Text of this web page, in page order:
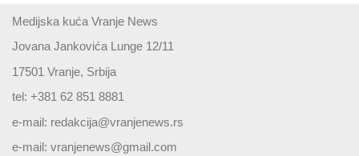
Medijska kuća Vranje News
Jovana Jankovića Lunge 12/11
17501 Vranje, Srbija
tel: +381 62 851 8881
e-mail: redakcija@vranjenews.rs
e-mail: vranjenews@gmail.com